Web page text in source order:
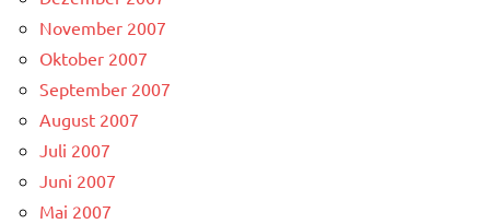
November 2007
Oktober 2007
September 2007
August 2007
Juli 2007
Juni 2007
Mai 2007